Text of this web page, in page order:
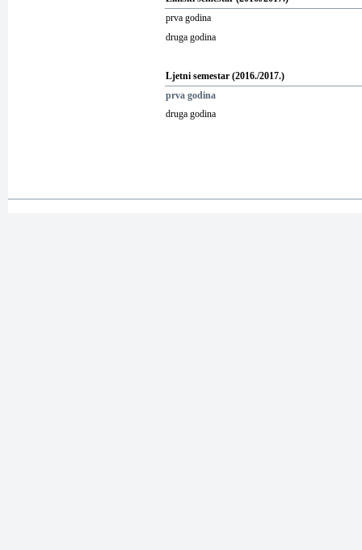
prva godina
druga godina
Ljetni semestar (2016./2017.)
prva godina
druga godina